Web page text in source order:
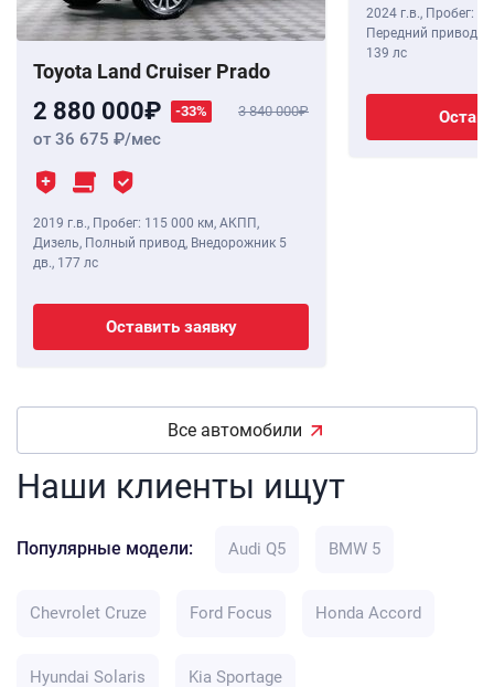
Toyota Land Cruiser Prado
2 880 000 -33% 3 840 000
от 36 675 /мес
2019 г.в., Пробег: 115 000 км, АКПП,
Дизель, Полный привод, Внедорожник 5
дв., 177 лс
Оставить заявку
2024 г.в., Пробег: 8
Передний привод,
139 лс
Все автомобили
Наши клиенты ищут
Популярные модели: Audi Q5 BMW 5
Chevrolet Cruze Ford Focus Honda Accord
Hyundai Solaris Kia Sportage